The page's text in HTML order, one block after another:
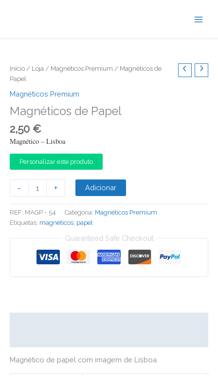
Início / Loja / Magnéticos Premium / Magnéticos de
Papel
Magnéticos Premium
Magnéticos de Papel
2,50 €
Magnético – Lisboa
Personalizar este produto
-
de
Magnéticos
de
Papel
+ Adicionar
REF: MAGP - 54 Categoria: Magnéticos Premium
Etiquetas: magnéticos, papel
Guaranteed Safe Checkout
Magnético de papel com imagem de Lisboa